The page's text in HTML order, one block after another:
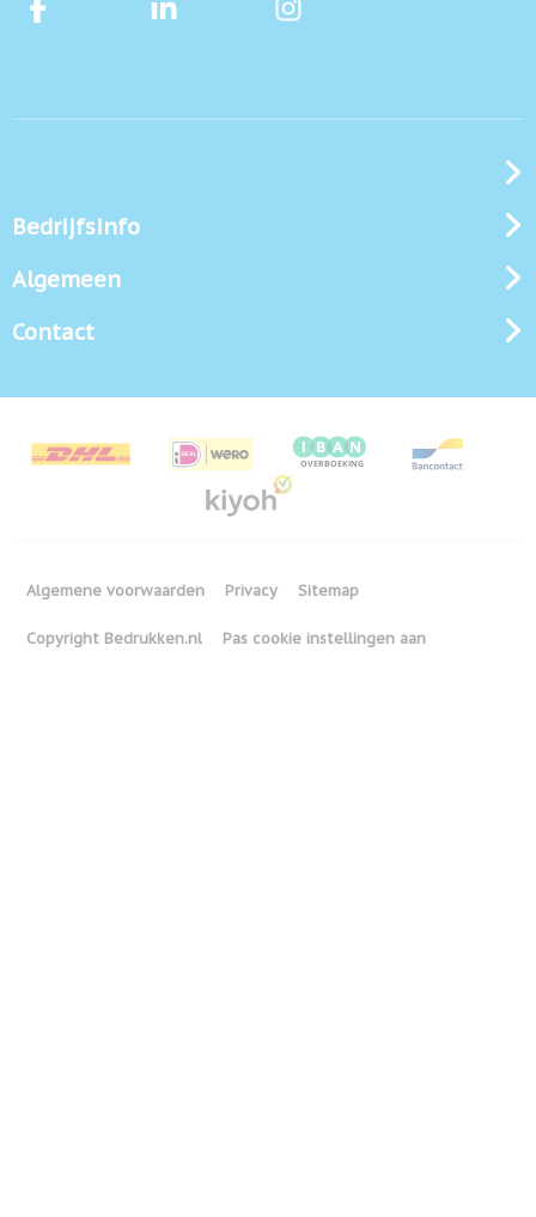
Bedrijfsinfo
Algemeen
Contact
Algemene voorwaarden Privacy Sitemap
Copyright Bedrukken.nl Pas cookie instellingen aan